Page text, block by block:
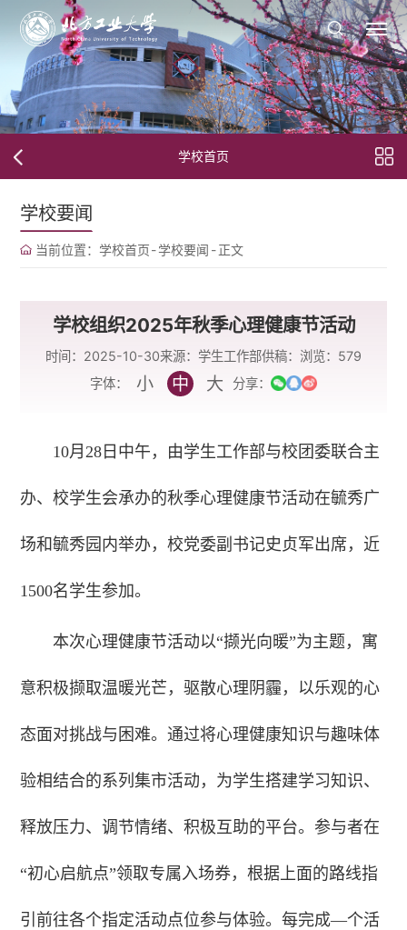
学校首页
学校要闻
当前位置： 学校首页-学校要闻 -正文
学校组织2025年秋季心理健康节活动
时间：2025-10-30来源：学生工作部供稿： 浏览： 579
字体：
小 中 大 分享：
10月28日中午， 由学生工作部与校团委联合主
办、校学生会承办的秋季心理健康节活动在毓秀广
场和毓秀园内举办，校党委副书记史贞军出席，近
1500名学生参加。
本次心理健康节活动以“撷光向暖”为主题，寓
意积极撷取温暖光芒，驱散心理阴霾，以乐观的心
态面对挑战与困难。通过将心理健康知识与趣味体
验相结合的系列集市活动，为学生搭建学习知识、
释放压力、调节情绪、积极互助的平台。参与者在
“初心启航点”领取专属入场券，根据上面的路线指
引前往各个指定活动点位参与体验。每完成—个活